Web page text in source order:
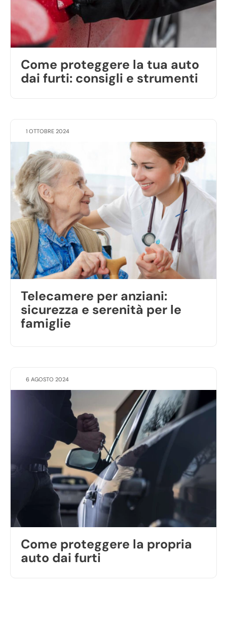
Come proteggere la tua auto
dai furti: consigli e strumenti
1 OTTOBRE 2024
Telecamere per anziani:
sicurezza e serenità per le
famiglie
6 AGOSTO 2024
Come proteggere la propria
auto dai furti